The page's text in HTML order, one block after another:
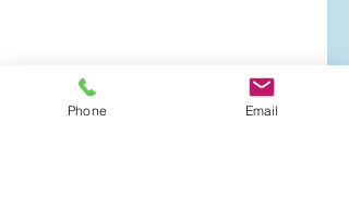
Phone Email